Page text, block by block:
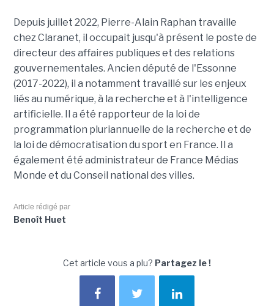
Depuis juillet 2022, Pierre-Alain Raphan travaille
chez Claranet, il occupait jusqu'à présent le poste de
directeur des affaires publiques et des relations
gouvernementales. Ancien député de l'Essonne
(2017-2022), il a notamment travaillé sur les enjeux
liés au numérique, à la recherche et à l'intelligence
artificielle. Il a été rapporteur de la loi de
programmation pluriannuelle de la recherche et de
la loi de démocratisation du sport en France. Il a
également été administrateur de France Médias
Monde et du Conseil national des villes.
Article rédigé par
Benoît Huet
Cet article vous a plu? Partagez le !